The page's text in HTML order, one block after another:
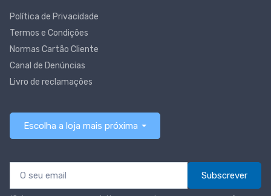
Política de Privacidade
Termos e Condições
Normas Cartão Cliente
Canal de Denúncias
Livro de reclamações
Escolha a loja mais próxima
Subscrever